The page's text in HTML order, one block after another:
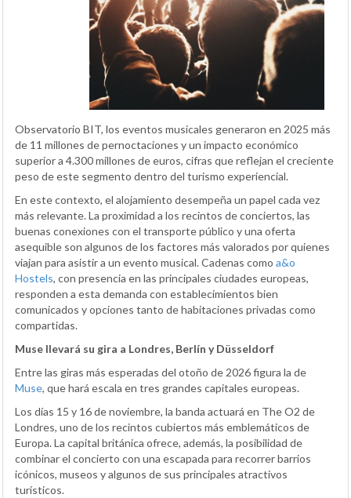
Observatorio BIT, los eventos musicales generaron en 2025 más
de 11 millones de pernoctaciones y un impacto económico
superior a 4.300 millones de euros, cifras que reflejan el creciente
peso de este segmento dentro del turismo experiencial.
En este contexto, el alojamiento desempeña un papel cada vez
más relevante. La proximidad a los recintos de conciertos, las
buenas conexiones con el transporte público y una oferta
asequible son algunos de los factores más valorados por quienes
viajan para asistir a un evento musical. Cadenas como a&o
Hostels, con presencia en las principales ciudades europeas,
responden a esta demanda con establecimientos bien
comunicados y opciones tanto de habitaciones privadas como
compartidas.
Muse llevará su gira a Londres, Berlín y Düsseldorf
Entre las giras más esperadas del otoño de 2026 figura la de
Muse, que hará escala en tres grandes capitales europeas.
Los días 15 y 16 de noviembre, la banda actuará en The O2 de
Londres, uno de los recintos cubiertos más emblemáticos de
Europa. La capital británica ofrece, además, la posibilidad de
combinar el concierto con una escapada para recorrer barrios
icónicos, museos y algunos de sus principales atractivos
turísticos.